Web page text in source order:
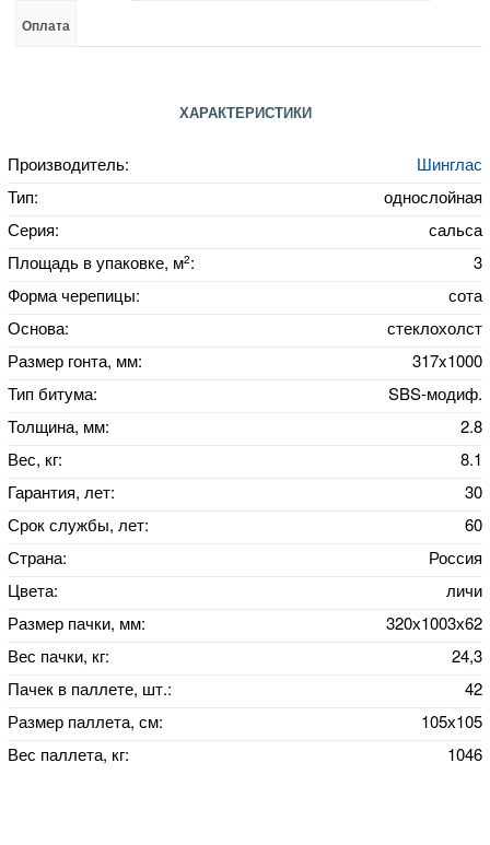
Оплата
ХАРАКТЕРИСТИКИ
Производитель:
Шинглас
Тип:
однослойная
Серия:
сальса
Площадь в упаковке, м2:
3
Форма черепицы:
сота
Основа:
стеклохолст
Размер гонта, мм:
317x1000
Тип битума:
SBS-модиф.
Толщина, мм:
2.8
Вес, кг:
8.1
Гарантия, лет:
30
Срок службы, лет:
60
Страна:
Россия
Цвета:
личи
Размер пачки, мм:
320х1003х62
Вес пачки, кг:
24,3
Пачек в паллете, шт.:
42
Размер паллета, см:
105х105
Вес паллета, кг:
1046